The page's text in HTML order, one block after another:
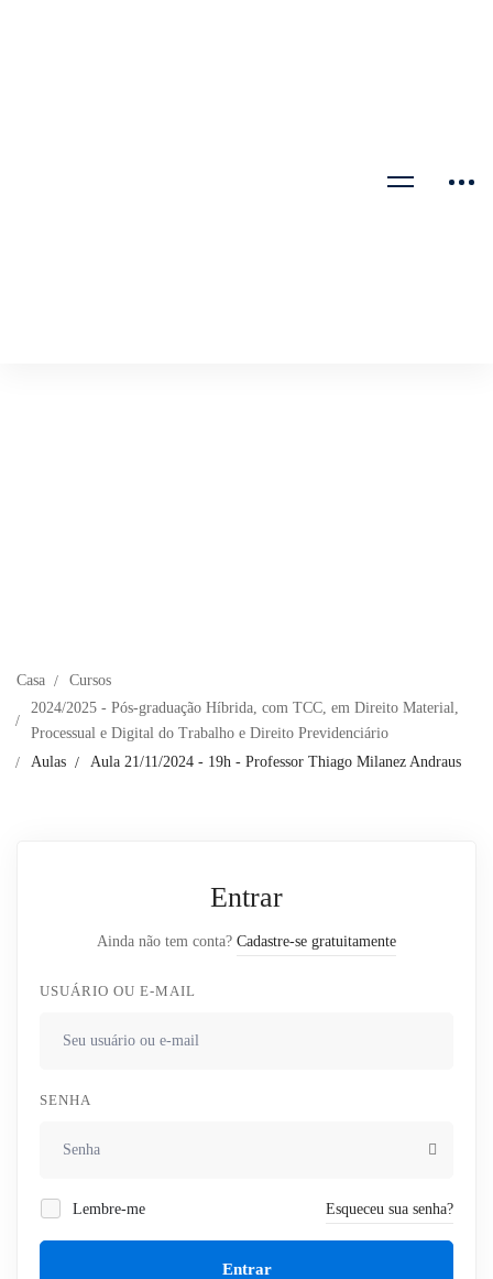
Casa
Cursos
2024/2025 - Pós-graduação Híbrida, com TCC, em Direito Material,
Processual e Digital do Trabalho e Direito Previdenciário
Aulas
Aula 21/11/2024 - 19h - Professor Thiago Milanez Andraus
Entrar
Ainda não tem conta? Cadastre-se gratuitamente
USUÁRIO OU E-MAIL
SENHA
Lembre-me Esqueceu sua senha?
Entrar